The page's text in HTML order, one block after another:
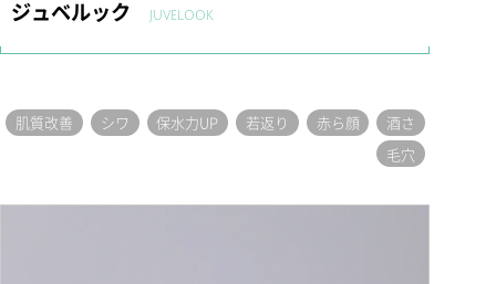
ジュベルック JUVELOOK
肌質改善 シワ 保水力UP 若返り 赤ら顔
酒さ
毛穴